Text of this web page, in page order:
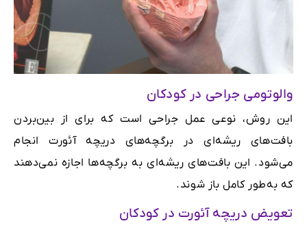
والوتومی جراحی در کودکان
این روش، نوعی عمل جراحی است که برای از بین‌بردن
بافت‌های ریشه‌ای در برگچه‌های دریچه آئورت انجام
می‌شود. این بافت‌های ریشه‌ای به برگچه‌ها اجازه نمی‌دهند
که به‌طور کامل باز شوند.
تعویض دریچه آئورت در کودکان